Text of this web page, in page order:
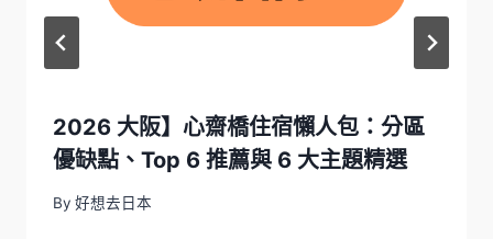
2026 大阪】心齋橋住宿懶人包：分區
優缺點、Top 6 推薦與 6 大主題精選
By 好想去日本